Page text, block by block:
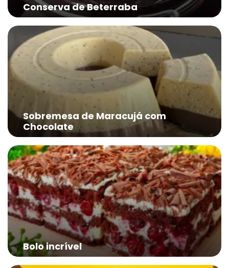
Conserva de Beterraba
Sobremesa de Maracujá com
Chocolate
Bolo incrível